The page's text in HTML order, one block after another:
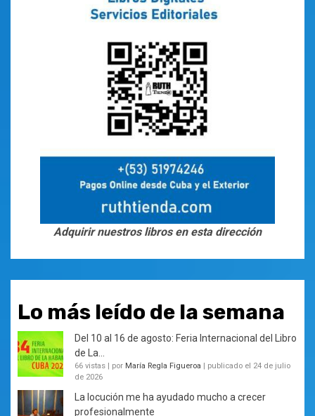
Adquirir nuestros libros en esta dirección
Lo más leído de la semana
Del 10 al 16 de agosto: Feria Internacional del Libro
de La...
66 vistas | por María Regla Figueroa | publicado el 24 de julio
de 2026
La locución me ha ayudado mucho a crecer
profesionalmente